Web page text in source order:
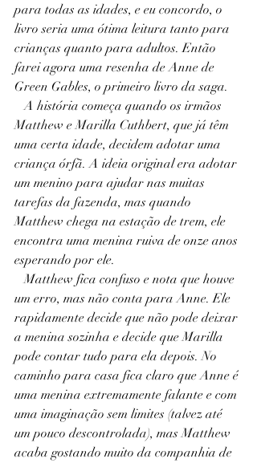
para todas as idades, e eu concordo, o
livro seria uma ótima leitura tanto para
crianças quanto para adultos. Então
farei agora uma resenha de Anne de
Green Gables, o primeiro livro da saga.
   A história começa quando os irmãos
Matthew e Marilla Cuthbert, que já têm
uma certa idade, decidem adotar uma
criança órfã. A ideia original era adotar
um menino para ajudar nas muitas
tarefas da fazenda, mas quando
Matthew chega na estação de trem, ele
encontra uma menina ruiva de onze anos
esperando por ele.
   Matthew fica confuso e nota que houve
um erro, mas não conta para Anne. Ele
rapidamente decide que não pode deixar
a menina sozinha e decide que Marilla
pode contar tudo para ela depois. No
caminho para casa fica claro que Anne é
uma menina extremamente falante e com
uma imaginação sem limites (talvez até
um pouco descontrolada), mas Matthew
acaba gostando muito da companhia de